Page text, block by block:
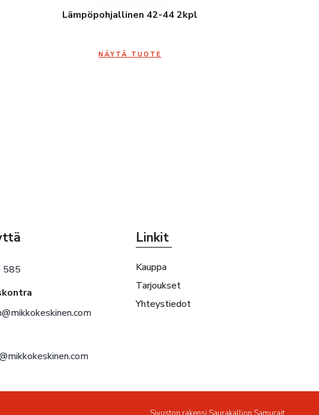
Lämpöpohjallinen 42-44 2kpl
NÄYTÄ TUOTE
585
Linkit
Kauppa
Tarjoukset
Yhteystiedot